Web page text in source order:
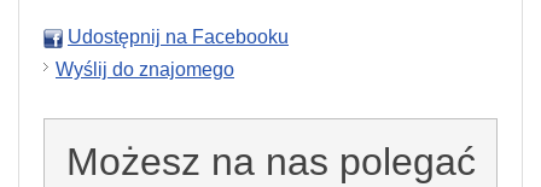
Udostępnij na Facebooku
Wyślij do znajomego
Możesz na nas polegać